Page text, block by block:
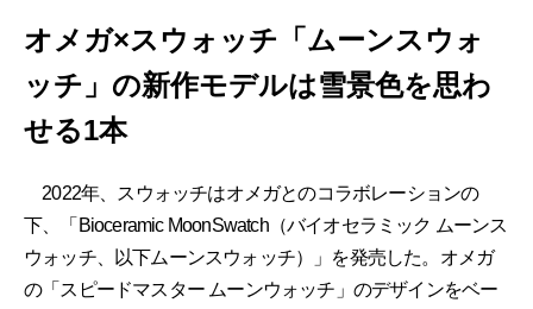
オメガ×スウォッチ「ムーンスウォ
ッチ」の新作モデルは雪景色を思わ
せる1本
2022年、スウォッチはオメガとのコラボレーションの
下、「Bioceramic MoonSwatch（バイオセラミック ムーンス
ウォッチ、以下ムーンスウォッチ）」を発売した。オメガ
の「スピードマスター ムーンウォッチ」のデザインをベー